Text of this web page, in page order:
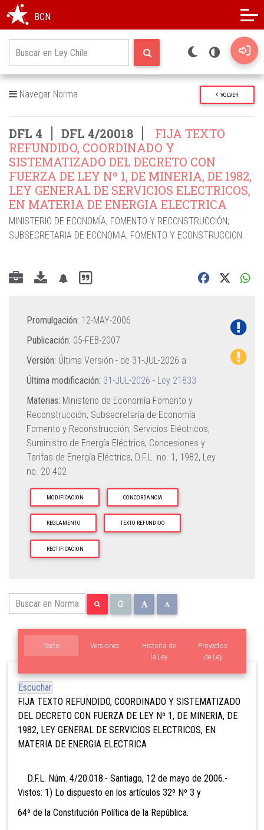
BCN
Navegar Norma VOLVER
DFL 4 DFL 4/20018
FIJA TEXTO
REFUNDIDO, COORDINADO Y
SISTEMATIZADO DEL DECRETO CON
FUERZA DE LEY Nº 1, DE MINERIA, DE 1982,
LEY GENERAL DE SERVICIOS ELECTRICOS,
EN MATERIA DE ENERGIA ELECTRICA
MINISTERIO DE ECONOMÍA, FOMENTO Y RECONSTRUCCIÓN;
SUBSECRETARIA DE ECONOMIA, FOMENTO Y ECONSTRUCCION
Promulgación: 12-MAY-2006
Publicación: 05-FEB-2007
Versión: Última Versión - de 31-JUL-2026 a
Última modificación: 31-JUL-2026 - Ley 21833
Materias: Ministerio de Economía Fomento y
Reconstrucción, Subsecretaría de Economía
Fomento y Reconstrucción, Servicios Eléctricos,
Suministro de Energía Eléctrica, Concesiones y
Tarifas de Energía Eléctrica, D.F.L. no. 1, 1982, Ley
no. 20.402
MODIFICACION CONCORDANCIA
REGLAMENTO TEXTO REFUNDIDO
RECTIFICACION
Texto Versiones
Proyectos
de Ley
Historia de
la Ley
Escuchar
FIJA TEXTO REFUNDIDO, COORDINADO Y SISTEMATIZADO
DEL DECRETO CON FUERZA DE LEY Nº 1, DE MINERIA, DE
1982, LEY GENERAL DE SERVICIOS ELECTRICOS, EN
MATERIA DE ENERGIA ELECTRICA
D.F.L. Núm. 4/20.018.- Santiago, 12 de mayo de 2006.-
Vistos: 1) Lo dispuesto en los artículos 32º Nº 3 y
64º de la Constitución Política de la República.